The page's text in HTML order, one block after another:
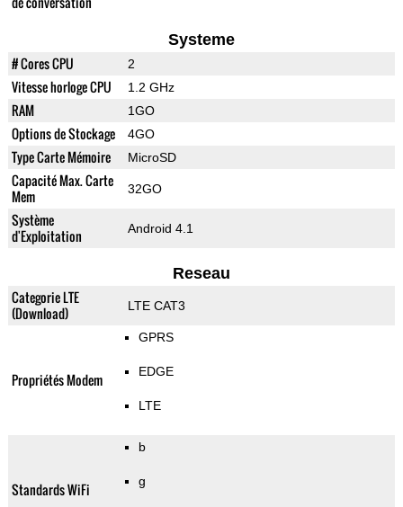
Systeme
# Cores CPU 2
Vitesse horloge CPU 1.2 GHz
RAM 1GO
Options de Stockage 4GO
Type Carte Mémoire MicroSD
Capacité Max. Carte
Mem
32GO
Système
d'Exploitation
Android 4.1
Reseau
Categorie LTE
(Download)
LTE CAT3
Propriétés Modem
GPRS
EDGE
LTE
Standards WiFi
b
g